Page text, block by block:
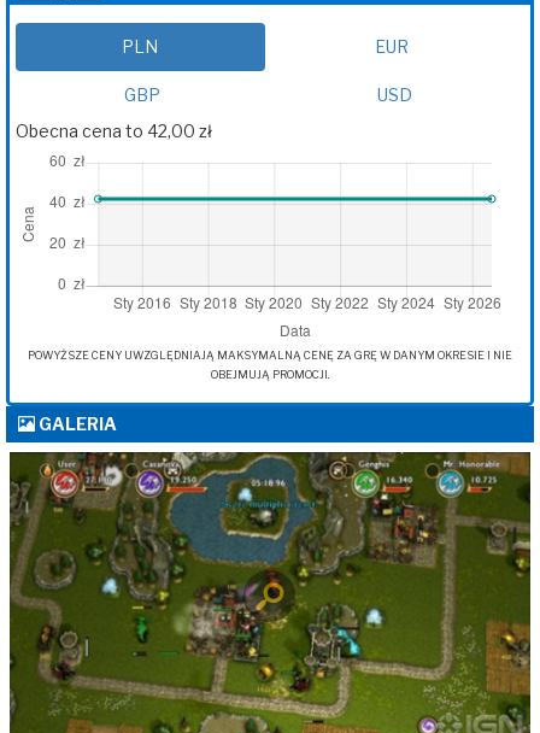
PLN EUR
GBP
USD
Obecna cena to 42,00 zł
POWYŻSZE CENY UWZGLĘDNIAJĄ MAKSYMALNĄ CENĘ ZA GRĘ W DANYM OKRESIE I NIE
OBEJMUJĄ PROMOCJI.
GALERIA